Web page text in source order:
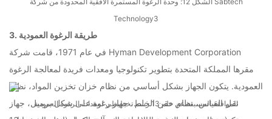
Technology3
3. طريقة الرغوة العمودية
في عام 1971، قامت شركة Hyman Development Corporation
ومقرها المملكة المتحدة بتطوير تكنولوجيا ومعدات فريدة لمعالجة الرغوة
العمودية. يتكون الجهاز بشكل أساسي من نظام خزان تخزين المواد، نظام
نقل القياس، نظام حقن الخلط، جهاز رغوة على شكل برميل، جهاز
الموافقة المسبقة عن علم 13 رسم تخطيطي لمعدات الرغوة العمودية